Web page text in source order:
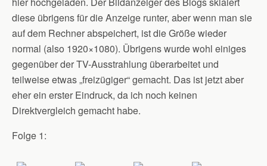
diese übrigens für die Anzeige runter, aber wenn man sie
auf dem Rechner abspeichert, ist die Größe wieder
normal (also 1920×1080). Übrigens wurde wohl einiges
gegenüber der TV-Ausstrahlung überarbeitet und
teilweise etwas „freizügiger“ gemacht. Das ist jetzt aber
eher ein erster Eindruck, da ich noch keinen
Direktvergleich gemacht habe.
Folge 1: